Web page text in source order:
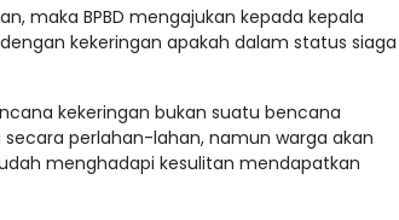
maka BPBD mengajukan kepada kepala
kekeringan apakah dalam status siaga
kekeringan bukan suatu bencana
perlahan-lahan, namun warga akan
menghadapi kesulitan mendapatkan